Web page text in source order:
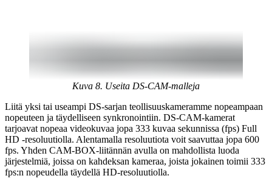
Kuva 8. Useita DS-CAM-malleja
Liitä yksi tai useampi DS-sarjan teollisuuskameramme nopeampaan
nopeuteen ja täydelliseen synkronointiin. DS-CAM-kamerat
tarjoavat nopeaa videokuvaa jopa 333 kuvaa sekunnissa (fps) Full
HD -resoluutiolla. Alentamalla resoluutiota voit saavuttaa jopa 600
fps. Yhden CAM-BOX-liitännän avulla on mahdollista luoda
järjestelmiä, joissa on kahdeksan kameraa, joista jokainen toimii 333
fps:n nopeudella täydellä HD-resoluutiolla.